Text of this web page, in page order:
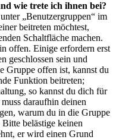
wie trete ich ihnen bei?
„Benutzergruppen“ im
beitreten möchtest,
Schaltfläche machen.
offen. Einige erfordern erst
geschlossen sein und
Gruppe offen ist, kannst du
Funktion beitreten;
so kannst du dich für
daraufhin deinen
warum du in die Gruppe
belästige keinen
er wird einen Grund